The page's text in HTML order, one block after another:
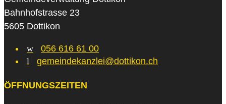
Bahnhofstrasse 23
5605 Dottikon
w
056 616 61 00
l
gemeindekanzlei@dottikon.ch
ÖFFNUNGSZEITEN